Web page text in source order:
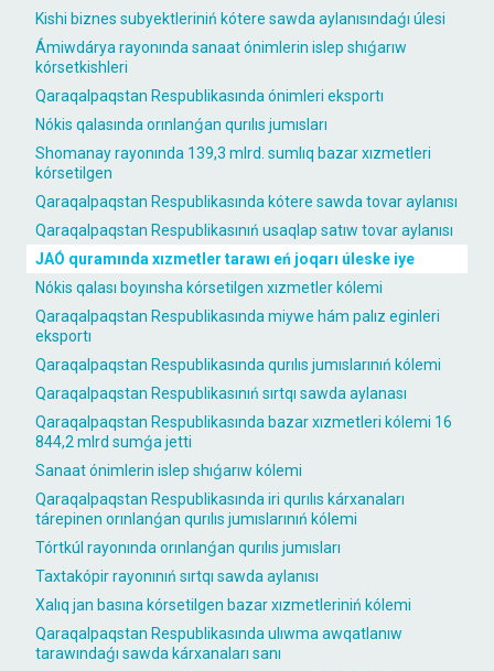
Kishi biznes subyektleriniń kótere sawda aylanısındaǵı úlesi
Ámiwdárya rayonında sanaat ónimlerin islep shıǵarıw
kórsetkishleri
Qaraqalpaqstan Respublikasında ónimleri eksportı
Nókis qalasında orınlanǵan qurılıs jumısları
Shomanay rayonında 139,3 mlrd. sumlıq bazar xızmetleri
kórsetilgen
Qaraqalpaqstan Respublikasında kótere sawda tovar aylanısı
Qaraqalpaqstan Respublikasınıń usaqlap satıw tovar aylanısı
JAÓ quramında xızmetler tarawı eń joqarı úleske iye
Nókis qalası boyınsha kórsetilgen xızmetler kólemi
Qaraqalpaqstan Respublikasında miywe hám palız eginleri
eksportı
Qaraqalpaqstan Respublikasında qurılıs jumıslarınıń kólemi
Qaraqalpaqstan Respublikasınıń sırtqı sawda aylanası
Qaraqalpaqstan Respublikasında bazar xızmetleri kólemi 16
844,2 mlrd sumǵa jetti
Sanaat ónimlerin islep shıǵarıw kólemi
Qaraqalpaqstan Respublikasında iri qurılıs kárxanaları
tárepinen orınlanǵan qurılıs jumıslarınıń kólemi
Tórtkúl rayonında orınlanǵan qurılıs jumısları
Taxtakópir rayonınıń sırtqı sawda aylanısı
Xalıq jan basına kórsetilgen bazar xızmetleriniń kólemi
Qaraqalpaqstan Respublikasında ulıwma awqatlanıw
tarawındaǵı sawda kárxanaları sanı